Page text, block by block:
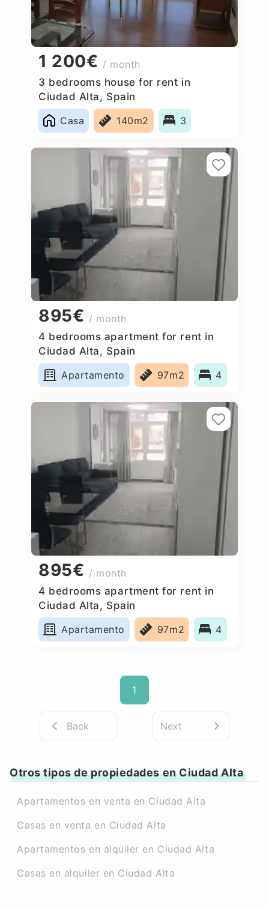
1 200€ / month
3 bedrooms house for rent in
Ciudad Alta, Spain
Casa
140m2 3
895€ / month
4 bedrooms apartment for rent in
Ciudad Alta, Spain
Apartamento
97m2 4
895€ / month
4 bedrooms apartment for rent in
Ciudad Alta, Spain
Apartamento
97m2 4
1
Back Next
Otros tipos de propiedades en Ciudad Alta
Apartamentos en venta en Ciudad Alta
Casas en venta en Ciudad Alta
Apartamentos en alquiler en Ciudad Alta
Casas en alquiler en Ciudad Alta